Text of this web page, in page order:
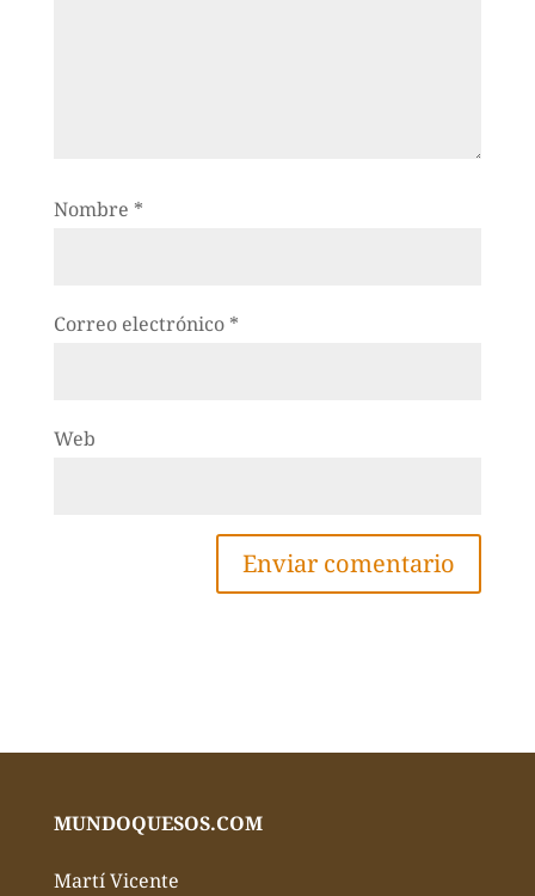
Nombre *
Correo electrónico *
Web
MUNDOQUESOS.COM
Martí Vicente